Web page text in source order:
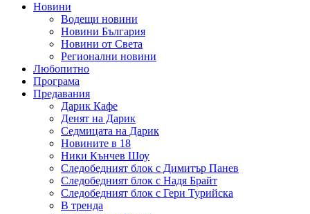
Новини
Водещи новини
Новини България
Новини от Света
Регионални новини
Любопитно
Програма
Предавания
Дарик Кафе
Денят на Дарик
Седмицата на Дарик
Новините в 18
Ники Кънчев Шоу
Следобедният блок с Димитър Панев
Следобедният блок с Надя Брайт
Следобедният блок с Гери Турийска
В тренда